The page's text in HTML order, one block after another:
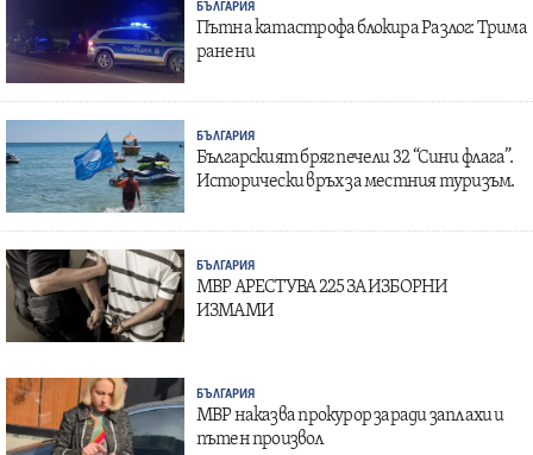
БЪЛГАРИЯ
Пътна катастрофа блокира Разлог: Трима
ранени
БЪЛГАРИЯ
Българският бряг печели 32 “Сини флага”.
Исторически връх за местния туризъм.
БЪЛГАРИЯ
МВР АРЕСТУВА 225 ЗА ИЗБОРНИ
ИЗМАМИ
БЪЛГАРИЯ
МВР наказва прокурор заради заплахи и
пътен произвол